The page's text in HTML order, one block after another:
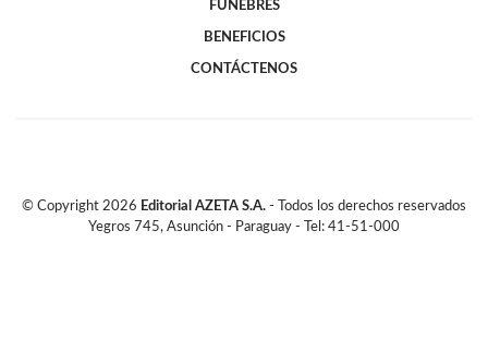
FÚNEBRES
BENEFICIOS
CONTÁCTENOS
© Copyright 2026 Editorial AZETA S.A. - Todos los derechos reservados
Yegros 745, Asunción - Paraguay - Tel: 41-51-000